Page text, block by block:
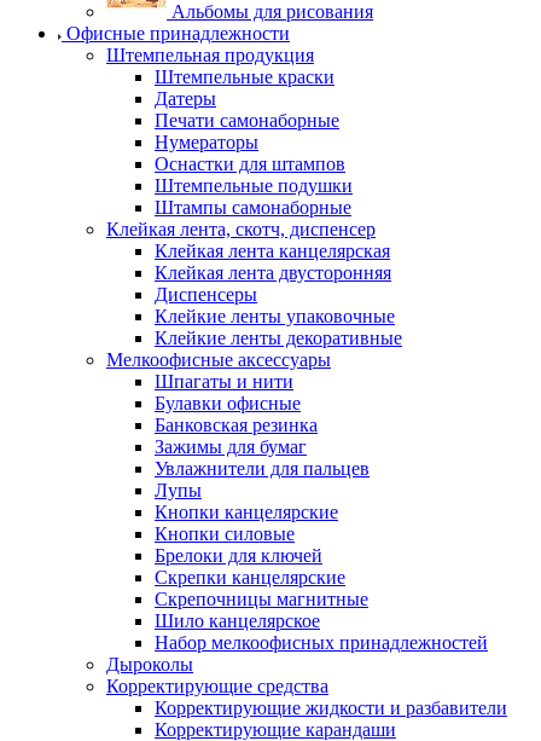
Альбомы для рисования
Офисные принадлежности
Штемпельная продукция
Штемпельные краски
Датеры
Печати самонаборные
Нумераторы
Оснастки для штампов
Штемпельные подушки
Штампы самонаборные
Клейкая лента, скотч, диспенсер
Клейкая лента канцелярская
Клейкая лента двусторонняя
Диспенсеры
Клейкие ленты упаковочные
Клейкие ленты декоративные
Мелкоофисные аксессуары
Шпагаты и нити
Булавки офисные
Банковская резинка
Зажимы для бумаг
Увлажнители для пальцев
Лупы
Кнопки канцелярские
Кнопки силовые
Брелоки для ключей
Скрепки канцелярские
Скрепочницы магнитные
Шило канцелярское
Набор мелкоофисных принадлежностей
Дыроколы
Корректирующие средства
Корректирующие жидкости и разбавители
Корректирующие карандаши